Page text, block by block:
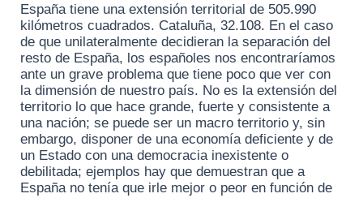
España tiene una extensión territorial de 505.990
kilómetros cuadrados. Cataluña, 32.108. En el caso
de que unilateralmente decidieran la separación del
resto de España, los españoles nos encontraríamos
ante un grave problema que tiene poco que ver con
la dimensión de nuestro país. No es la extensión del
territorio lo que hace grande, fuerte y consistente a
una nación; se puede ser un macro territorio y, sin
embargo, disponer de una economía deficiente y de
un Estado con una democracia inexistente o
debilitada; ejemplos hay que demuestran que a
España no tenía que irle mejor o peor en función de